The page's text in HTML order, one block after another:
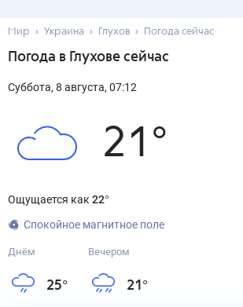
Мир Украина Глухов Погода сейчас
Погода в Глухове сейчас
Суббота, 8 августа, 07:12
21 °
Ощущается как 22°
Спокойное магнитное поле
Днём
25°
Вечером
21 °